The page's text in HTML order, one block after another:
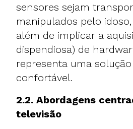
sensores sejam
manipulados pelo
além de implicar a
dispendiosa) de
representa uma
confortável.
2.2. Abordagens
televisão